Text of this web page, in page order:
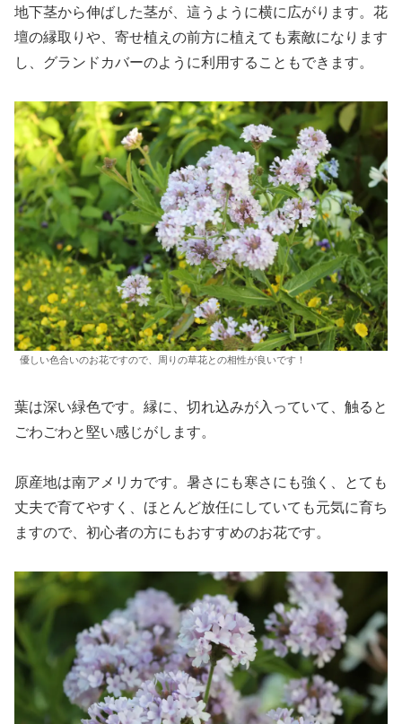
地下茎から伸ばした茎が、這うように横に広がります。花
壇の縁取りや、寄せ植えの前方に植えても素敵になります
し、グランドカバーのように利用することもできます。
優しい色合いのお花ですので、周りの草花との相性が良いです！
葉は深い緑色です。縁に、切れ込みが入っていて、触ると
ごわごわと堅い感じがします。
原産地は南アメリカです。暑さにも寒さにも強く、とても
丈夫で育てやすく、ほとんど放任にしていても元気に育ち
ますので、初心者の方にもおすすめのお花です。